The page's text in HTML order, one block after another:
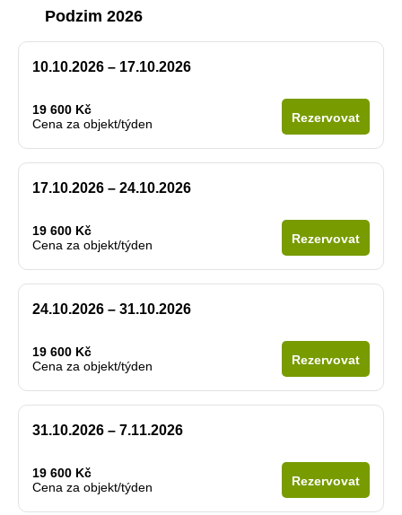
Podzim 2026
10.10.2026 – 17.10.2026
19 600 Kč
Cena za objekt/týden
Rezervovat
17.10.2026 – 24.10.2026
19 600 Kč
Cena za objekt/týden
Rezervovat
24.10.2026 – 31.10.2026
19 600 Kč
Cena za objekt/týden
Rezervovat
31.10.2026 – 7.11.2026
19 600 Kč
Cena za objekt/týden
Rezervovat